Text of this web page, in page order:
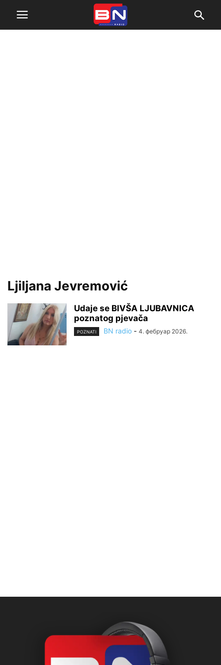
Ljiljana Jevremović
Udaje se BIVŠA LJUBAVNICA
poznatog pjevača
POZNATI BN radio - 4. фебруар 2026.